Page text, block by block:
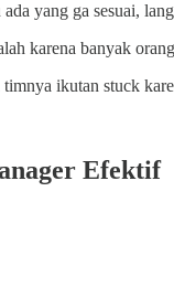
yang ga sesuai,
karena banyak
ikutan stuck
Efektif